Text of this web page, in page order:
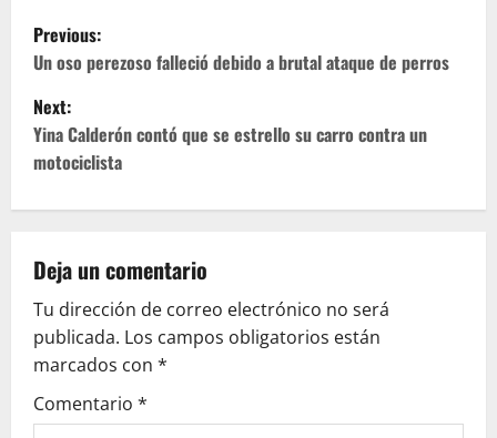
P
o
s
t
n
a
v
i
g
Previous:
Un oso perezoso falleció debido a brutal ataque de perros
Next:
Yina Calderón contó que se estrello su carro contra un
motociclista
Deja un comentario
Tu dirección de correo electrónico no será
publicada. Los campos obligatorios están
marcados con *
Comentario *